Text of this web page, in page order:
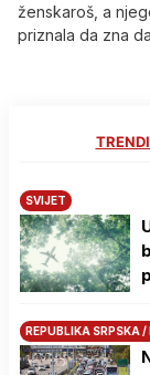
ženskaroš, a
priznala da zna
SVIJET
REPUBLIKA SRPSKA /